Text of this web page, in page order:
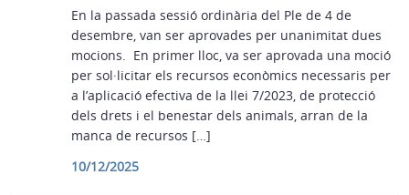
En la passada sessió ordinària del Ple de 4 de
desembre, van ser aprovades per unanimitat dues
mocions. En primer lloc, va ser aprovada una moció
per sol·licitar els recursos econòmics necessaris per
a l’aplicació efectiva de la llei 7/2023, de protecció
dels drets i el benestar dels animals, arran de la
manca de recursos […]
10/12/2025